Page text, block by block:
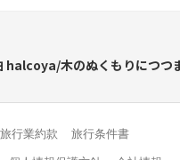
halcoya/木のぬくもりにつつ
旅行業約款 旅行条件書